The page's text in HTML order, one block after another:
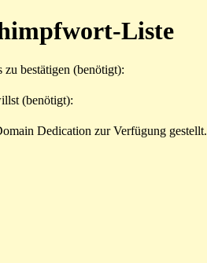
Liste
zu bestätigen (benötigt):
(benötigt):
Dedication zur Verfügung gestellt.